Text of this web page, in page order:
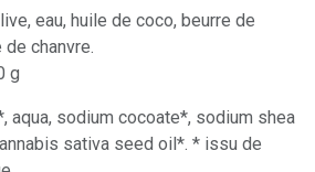
eau, huile de coco, beurre de
chanvre.
g
aqua, sodium cocoate*, sodium shea
sativa seed oil*. * issu de